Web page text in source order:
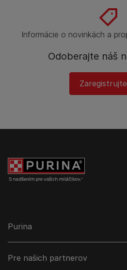
Informácie o novinkách a
Odoberajte náš
Purina
Pre našich partnerov